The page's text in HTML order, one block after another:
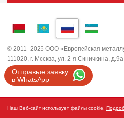
Отправьте заявку
в WhatsApp
© 2011–2026 ООО «Европейская
111020, г. Москва, ул. 2-я Синичкина,
помещение I, комната 5
ИНН 7743820503 ООО "ЕМК"
Наш Веб-сайт использует файлы cookie.